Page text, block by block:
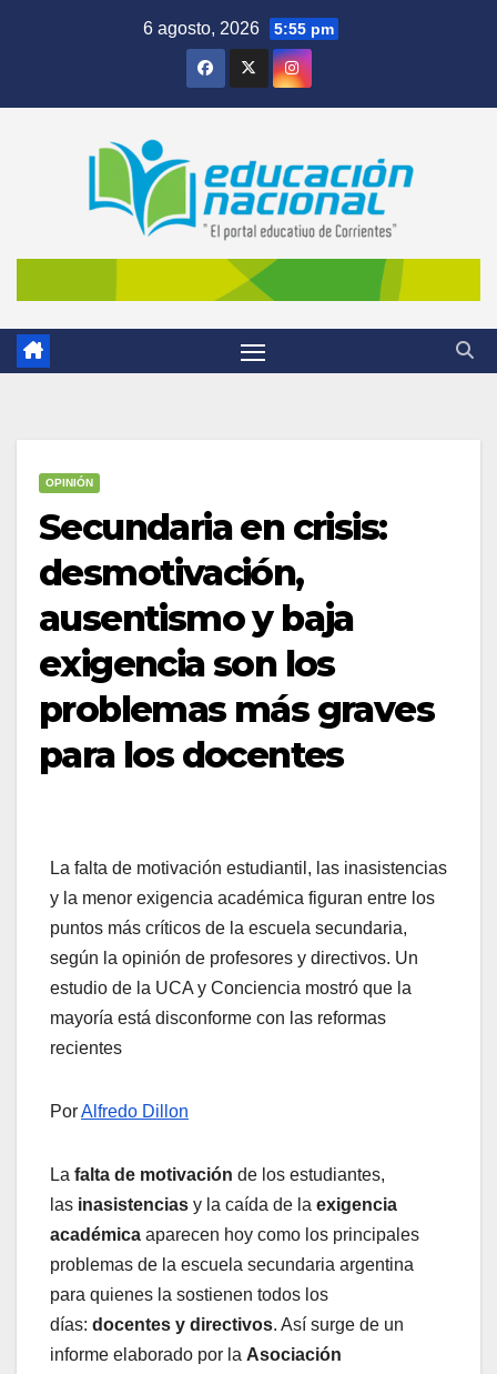
6 agosto, 2026 5:55 pm
OPINIÓN
Secundaria en crisis:
desmotivación,
ausentismo y baja
exigencia son los
problemas más graves
para los docentes
La falta de motivación estudiantil, las inasistencias
y la menor exigencia académica figuran entre los
puntos más críticos de la escuela secundaria,
según la opinión de profesores y directivos. Un
estudio de la UCA y Conciencia mostró que la
mayoría está disconforme con las reformas
recientes
PorAlfredo Dillon
La falta de motivación de los estudiantes,
las inasistencias y la caída de la exigencia
académica aparecen hoy como los principales
problemas de la escuela secundaria argentina
para quienes la sostienen todos los
días: docentes y directivos. Así surge de un
informe elaborado por la Asociación